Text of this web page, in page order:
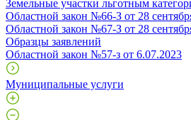
Земельные участки льготным
Областной закон №66-З от 28
Областной закон №67-З от 28
Образцы заявлений
Областной закон №57-з от 6.07.2023
Муниципальные услуги